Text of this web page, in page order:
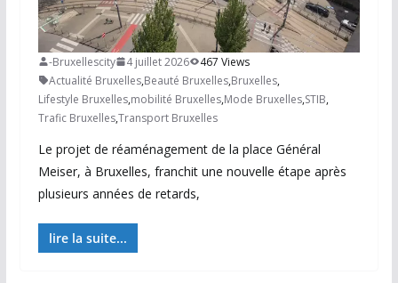
-Bruxellescity 4 juillet 2026
467 Views
Actualité Bruxelles,Beauté Bruxelles,Bruxelles,
Lifestyle Bruxelles,mobilité Bruxelles,Mode Bruxelles,STIB,
Trafic Bruxelles,Transport Bruxelles
Le projet de réaménagement de la place Général
Meiser, à Bruxelles, franchit une nouvelle étape après
plusieurs années de retards,
lire la suite...